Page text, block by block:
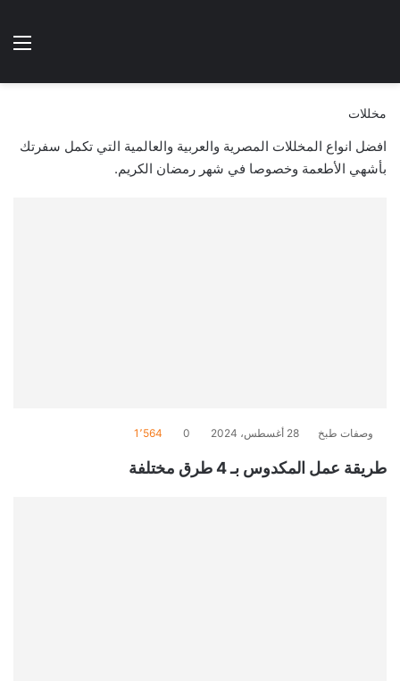
الوضع
مخللات
افضل انواع المخللات المصرية والعربية والعالمية التي تكمل سفرتك
بأشهي الأطعمة وخصوصا في شهر رمضان الكريم.
وصفات طبخ 28 أغسطس، 2024 0 1٬564
طريقة عمل المكدوس بـ 4 طرق مختلفة